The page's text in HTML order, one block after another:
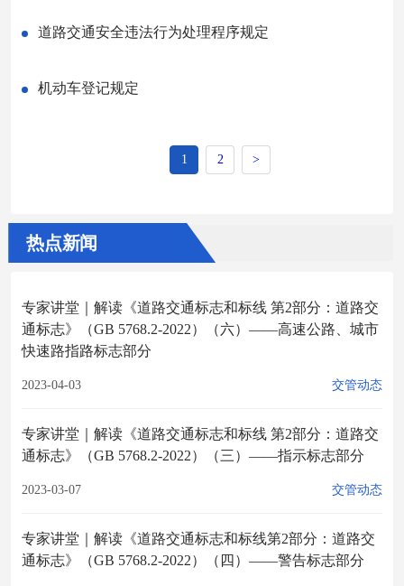
道路交通安全违法行为处理程序规定
机动车登记规定
1 2 >
热点新闻
专家讲堂｜解读《道路交通标志和标线 第2部分：道路交
通标志》（GB 5768.2-2022）（六）——高速公路、城市
快速路指路标志部分
2023-04-03 交管动态
专家讲堂｜解读《道路交通标志和标线 第2部分：道路交
通标志》（GB 5768.2-2022）（三）——指示标志部分
2023-03-07 交管动态
专家讲堂｜解读《道路交通标志和标线第2部分：道路交
通标志》（GB 5768.2-2022）（四）——警告标志部分